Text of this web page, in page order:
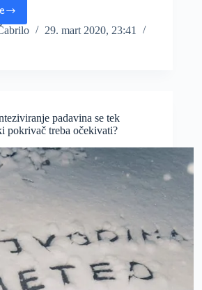
29. mart 2020, 23:41
padavina se tek
pokrivač treba očekivati?